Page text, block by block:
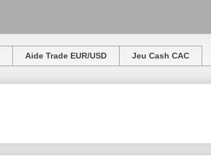
Aide Trade EUR/USD Jeu Cash CAC